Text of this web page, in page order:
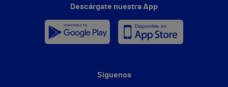
Descárgate nuestra App
Síguenos